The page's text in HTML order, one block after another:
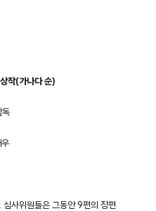
작(가나다 순)
독
사위원들은 그동안 9편의 장편